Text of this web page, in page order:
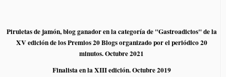
Piruletas de jamón, blog ganador en la categoría de "Gastroadictos" de la
XV edición de los Premios 20 Blogs organizado por el periódico 20
minutos. Octubre 2021
Finalista en la XIII edición. Octubre 2019